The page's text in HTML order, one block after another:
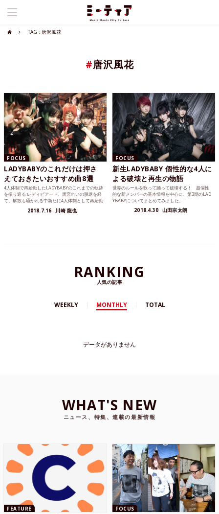
TAG : 唐沢風花
#唐沢風花
FOCUS
LADYBABYのこれだけは押さ
えておきたいおすすめ曲8選
4人体制で再始動したLADYBABYのこれまでの軌跡
を振り返る レディビアード、黒宮れいの脱退を経
て、解散も囁かれる中新たに4人体制として再始動
2018.7.16 川崎 龍也
FOCUS
新生LADYBABY 個性的な4人に
よる破壊と再生の物語
世界のルールを歌って踊って破壊する！ 超個性
的な新メンバーの基本情報を中心に、第3期のLAD
YBABYについてまとめてみました。
2018.4.30 山田宗太朗
RANKING
人気の記事
WEEKLY MONTHLY TOTAL
データがありません
WHAT'S NEW
ニュース、特集、連載の最新情報
FEATURE FOCUS